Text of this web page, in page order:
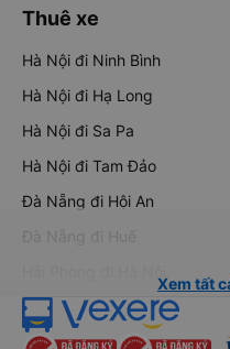
Thuê xe
Hà Nội đi Ninh Bình
Hà Nội đi Hạ Long
Hà Nội đi Sa Pa
Hà Nội đi Tam Đảo
Đà Nẵng đi Hội An
Đà Nẵng đi Huế
Xem tất